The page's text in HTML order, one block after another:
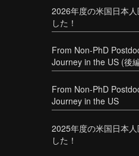
2026年度の米国日本
した！
From Non-PhD
Journey in the US (後
From Non-PhD
Journey in the US
2025年度の米国日本
した！